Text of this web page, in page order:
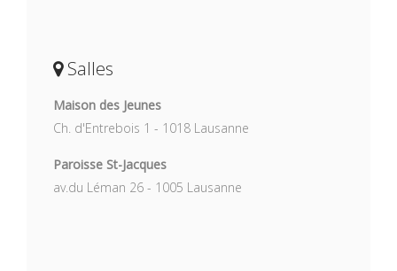
Salles
Maison des Jeunes
Ch. d'Entrebois 1 - 1018 Lausanne
Paroisse St-Jacques
av.du Léman 26 - 1005 Lausanne